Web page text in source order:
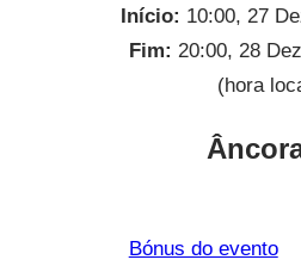
Início: 10:00, 27
Fim: 20:00, 28
(hora
Bónus do evento